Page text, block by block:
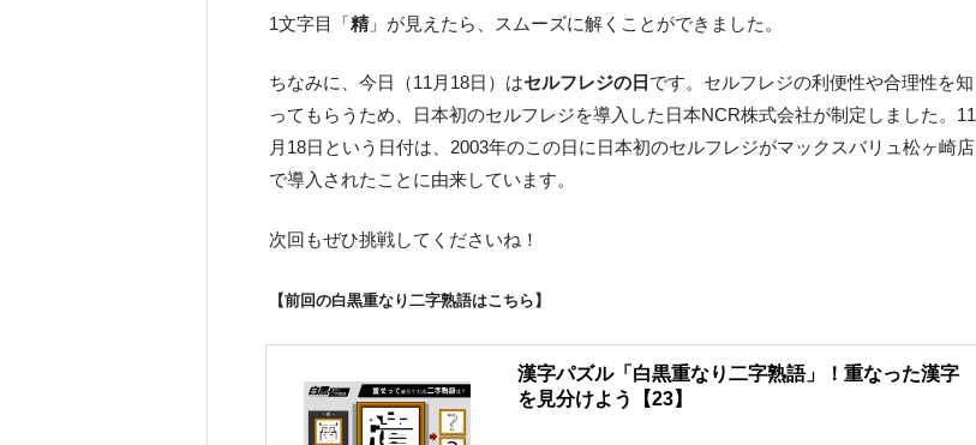
1文字目「精」が見えたら、スムーズに解くことができました。
ちなみに、今日（11月18日）はセルフレジの日 です。セルフレジの利便性や合理性を知
ってもらうため、日本初のセルフレジを導入した日本NCR株式会社が制定しました。11
月18日という日付は、2003年のこの日に日本初のセルフレジがマックスバリュ松ヶ崎店
で導入されたことに由来しています。
次回もぜひ挑戦してくださいね！
【前回の白黒重なり二字熟語はこちら】
漢字パズル「白黒重なり二字熟語」！重なった漢字
を見分けよう【23】